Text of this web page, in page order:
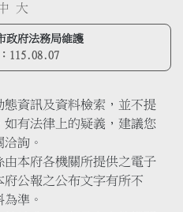
大
政府法務局維護
115.08.07
資訊及資料檢索，並不提
有法律上的疑義，建議您
詢。
本府各機關所提供之電子
公報之公布文字有所不
準。